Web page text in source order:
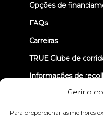
Gerir o
Para proporcionar as melhores
Opções de
FAQs
Carreiras
TRUE Clube de
Informações de